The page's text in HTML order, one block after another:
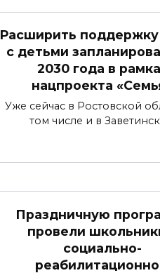
Расширить
с детьми
2030 года в
нацпроекта
Уже сейчас в Ростовской
том числе и в
Праздничную
провели
социально-